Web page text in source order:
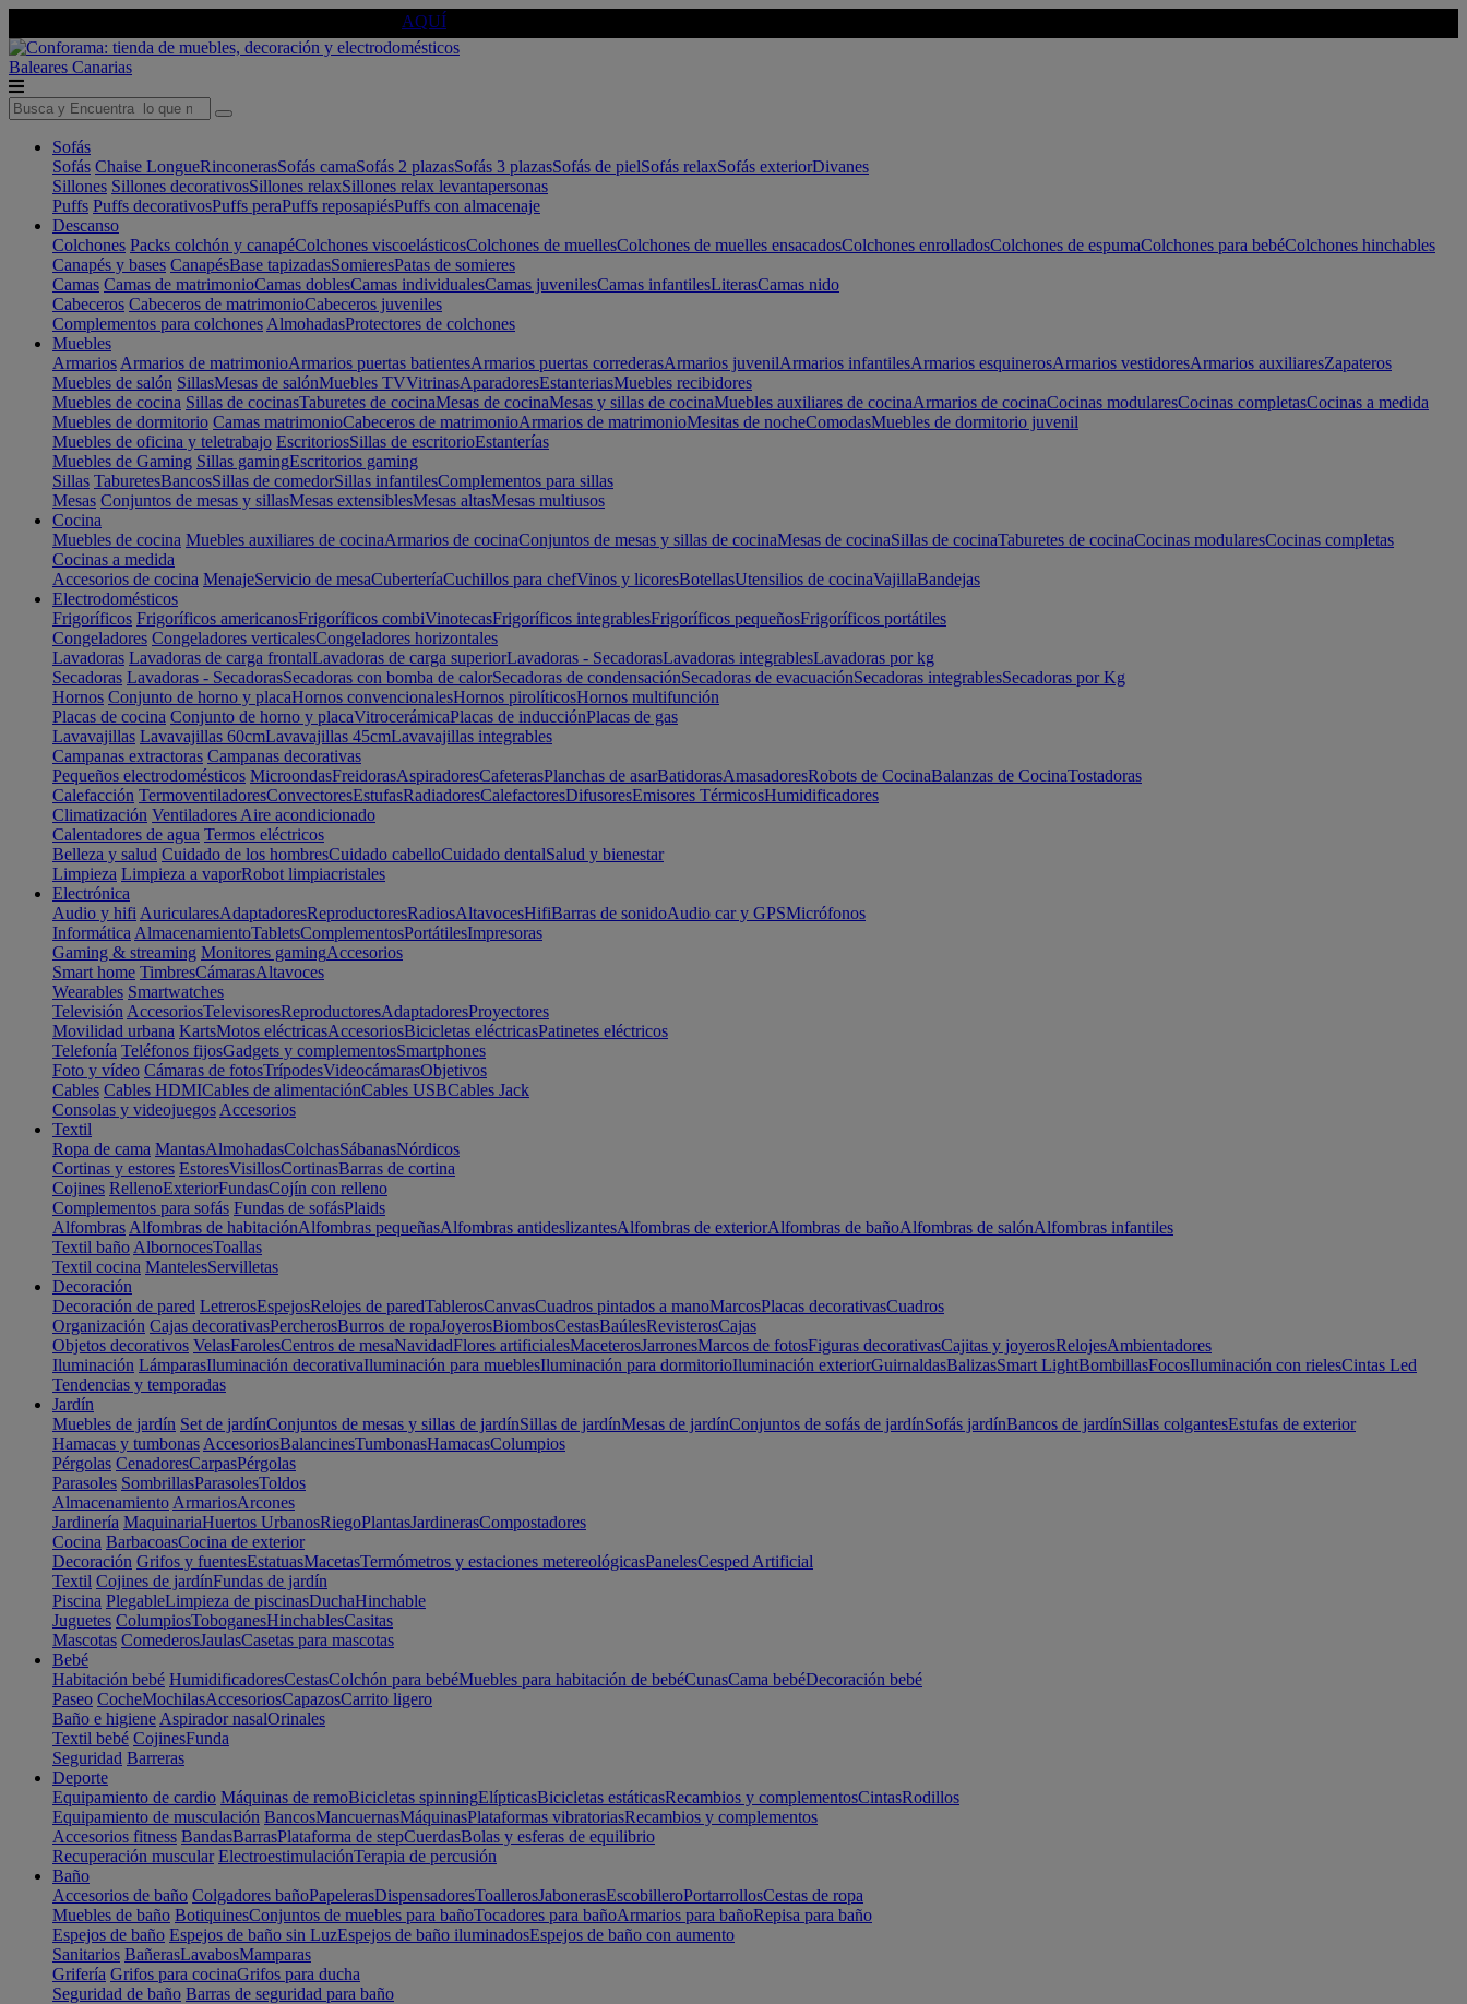
AQUÍ
Baleares Canarias
Sofás
Sofás Chaise LongueRinconerasSofás camaSofás 2 plazasSofás 3 plazasSofás de pielSofás relaxSofás exteriorDivanes
Sillones Sillones decorativosSillones relaxSillones relax levantapersonas
Puffs Puffs decorativosPuffs peraPuffs reposapiésPuffs con almacenaje
Descanso
Colchones Packs colchón y canapéColchones viscoelásticosColchones de muellesColchones de muelles ensacadosColchones enrolladosColchones de espumaColchones para bebéColchones hinchables
Canapés y bases CanapésBase tapizadasSomieresPatas de somieres
Camas Camas de matrimonioCamas doblesCamas individualesCamas juvenilesCamas infantilesLiterasCamas nido
Cabeceros Cabeceros de matrimonioCabeceros juveniles
Complementos para colchones AlmohadasProtectores de colchones
Muebles
Armarios Armarios de matrimonioArmarios puertas batientesArmarios puertas correderasArmarios juvenilArmarios infantilesArmarios esquinerosArmarios vestidoresArmarios auxiliaresZapateros
Muebles de salón SillasMesas de salónMuebles TVVitrinasAparadoresEstanteriasMuebles recibidores
Muebles de cocina Sillas de cocinasTaburetes de cocinaMesas de cocinaMesas y sillas de cocinaMuebles auxiliares de cocinaArmarios de cocinaCocinas modularesCocinas completasCocinas a medida
Muebles de dormitorio Camas matrimonioCabeceros de matrimonioArmarios de matrimonioMesitas de nocheComodasMuebles de dormitorio juvenil
Muebles de oficina y teletrabajo EscritoriosSillas de escritorioEstanterías
Muebles de Gaming Sillas gamingEscritorios gaming
Sillas TaburetesBancosSillas de comedorSillas infantilesComplementos para sillas
Mesas Conjuntos de mesas y sillasMesas extensiblesMesas altasMesas multiusos
Cocina
Muebles de cocina Muebles auxiliares de cocinaArmarios de cocinaConjuntos de mesas y sillas de cocinaMesas de cocinaSillas de cocinaTaburetes de cocinaCocinas modularesCocinas completas
Cocinas a medida
Accesorios de cocina MenajeServicio de mesaCuberteríaCuchillos para chefVinos y licoresBotellasUtensilios de cocinaVajillaBandejas
Electrodomésticos
Frigoríficos Frigoríficos americanosFrigoríficos combiVinotecasFrigoríficos integrablesFrigoríficos pequeñosFrigoríficos portátiles
Congeladores Congeladores verticalesCongeladores horizontales
Lavadoras Lavadoras de carga frontalLavadoras de carga superiorLavadoras - SecadorasLavadoras integrablesLavadoras por kg
Secadoras Lavadoras - SecadorasSecadoras con bomba de calorSecadoras de condensaciónSecadoras de evacuaciónSecadoras integrablesSecadoras por Kg
Hornos Conjunto de horno y placaHornos convencionalesHornos pirolíticosHornos multifunción
Placas de cocina Conjunto de horno y placaVitrocerámicaPlacas de inducciónPlacas de gas
Lavavajillas Lavavajillas 60cmLavavajillas 45cmLavavajillas integrables
Campanas extractoras Campanas decorativas
Pequeños electrodomésticos MicroondasFreidorasAspiradoresCafeterasPlanchas de asarBatidorasAmasadoresRobots de CocinaBalanzas de CocinaTostadoras
Calefacción TermoventiladoresConvectoresEstufasRadiadoresCalefactoresDifusoresEmisores TérmicosHumidificadores
Climatización Ventiladores Aire acondicionado
Calentadores de agua Termos eléctricos
Belleza y salud Cuidado de los hombresCuidado cabelloCuidado dentalSalud y bienestar
Limpieza Limpieza a vaporRobot limpiacristales
Electrónica
Audio y hifi AuricularesAdaptadoresReproductoresRadiosAltavocesHifiBarras de sonidoAudio car y GPSMicrófonos
Informática AlmacenamientoTabletsComplementosPortátilesImpresoras
Gaming & streaming Monitores gamingAccesorios
Smart home TimbresCámarasAltavoces
Wearables Smartwatches
Televisión AccesoriosTelevisoresReproductoresAdaptadoresProyectores
Movilidad urbana KartsMotos eléctricasAccesoriosBicicletas eléctricasPatinetes eléctricos
Telefonía Teléfonos fijosGadgets y complementosSmartphones
Foto y vídeo Cámaras de fotosTrípodesVideocámarasObjetivos
Cables Cables HDMICables de alimentaciónCables USBCables Jack
Consolas y videojuegos Accesorios
Textil
Ropa de cama MantasAlmohadasColchasSábanasNórdicos
Cortinas y estores EstoresVisillosCortinasBarras de cortina
Cojines RellenoExteriorFundasCojín con relleno
Complementos para sofás Fundas de sofásPlaids
Alfombras Alfombras de habitaciónAlfombras pequeñasAlfombras antideslizantesAlfombras de exteriorAlfombras de bañoAlfombras de salónAlfombras infantiles
Textil baño AlbornocesToallas
Textil cocina MantelesServilletas
Decoración
Decoración de pared LetrerosEspejosRelojes de paredTablerosCanvasCuadros pintados a manoMarcosPlacas decorativasCuadros
Organización Cajas decorativasPercherosBurros de ropaJoyerosBiombosCestasBaúlesRevisterosCajas
Objetos decorativos VelasFarolesCentros de mesaNavidadFlores artificialesMaceterosJarronesMarcos de fotosFiguras decorativasCajitas y joyerosRelojesAmbientadores
Iluminación LámparasIluminación decorativaIluminación para mueblesIluminación para dormitorioIluminación exteriorGuirnaldasBalizasSmart LightBombillasFocosIluminación con rielesCintas Led
Tendencias y temporadas
Jardín
Muebles de jardín Set de jardínConjuntos de mesas y sillas de jardínSillas de jardínMesas de jardínConjuntos de sofás de jardínSofás jardínBancos de jardínSillas colgantesEstufas de exterior
Hamacas y tumbonas AccesoriosBalancinesTumbonasHamacasColumpios
Pérgolas CenadoresCarpasPérgolas
Parasoles SombrillasParasolesToldos
Almacenamiento ArmariosArcones
Jardinería MaquinariaHuertos UrbanosRiegoPlantasJardinerasCompostadores
Cocina BarbacoasCocina de exterior
Decoración Grifos y fuentesEstatuasMacetasTermómetros y estaciones metereológicasPanelesCesped Artificial
Textil Cojines de jardínFundas de jardín
Piscina PlegableLimpieza de piscinasDuchaHinchable
Juguetes ColumpiosToboganesHinchablesCasitas
Mascotas ComederosJaulasCasetas para mascotas
Bebé
Habitación bebé HumidificadoresCestasColchón para bebéMuebles para habitación de bebéCunasCama bebéDecoración bebé
Paseo CocheMochilasAccesoriosCapazosCarrito ligero
Baño e higiene Aspirador nasalOrinales
Textil bebé CojinesFunda
Seguridad Barreras
Deporte
Equipamiento de cardio Máquinas de remoBicicletas spinningElípticasBicicletas estáticasRecambios y complementosCintasRodillos
Equipamiento de musculación BancosMancuernasMáquinasPlataformas vibratoriasRecambios y complementos
Accesorios fitness BandasBarrasPlataforma de stepCuerdasBolas y esferas de equilibrio
Recuperación muscular ElectroestimulaciónTerapia de percusión
Baño
Accesorios de baño Colgadores bañoPapelerasDispensadoresToallerosJabonerasEscobilleroPortarrollosCestas de ropa
Muebles de baño BotiquinesConjuntos de muebles para bañoTocadores para bañoArmarios para bañoRepisa para baño
Espejos de baño Espejos de baño sin LuzEspejos de baño iluminadosEspejos de baño con aumento
Sanitarios BañerasLavabosMamparas
Grifería Grifos para cocinaGrifos para ducha
Seguridad de baño Barras de seguridad para baño